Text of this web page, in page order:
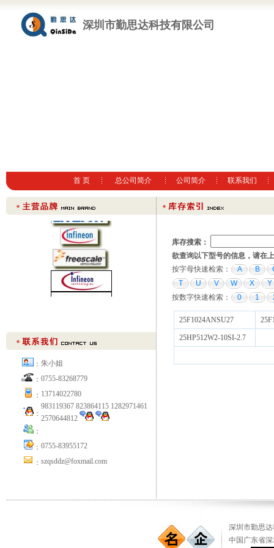
深圳市勤思达科技有限公司
首 页 总公司简介 公司简介 联系我们
： 朱小姐
： 0755-83268779
： 13714022780
：
983119367 823864115 1282971461
2570644812
：
： 0755-83955172
： szqsddz@foxmail.com
库存搜索：
欲查询以下型号的信息，请在
按字母快速检索：
A B
T
U V W X
Y
按数字快速检索：
0 1
25F1024ANSU27
25HP512W2-10SI-2.7
深圳市勤思
中国广东省